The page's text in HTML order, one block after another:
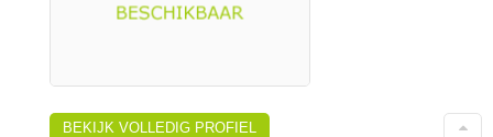
BEKIJK VOLLEDIG PROFIEL